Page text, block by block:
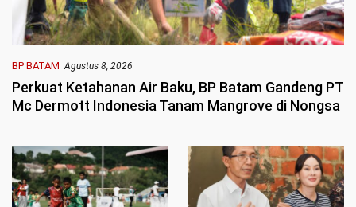
BP BATAM Agustus 8, 2026
Perkuat Ketahanan Air Baku, BP Batam Gandeng PT
Mc Dermott Indonesia Tanam Mangrove di Nongsa